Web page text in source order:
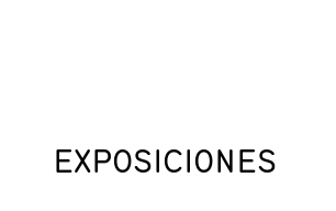
EXPOSICIONES